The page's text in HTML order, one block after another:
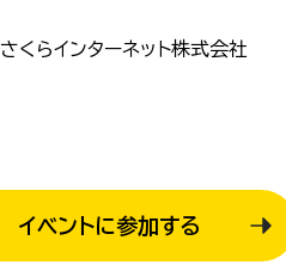
さくらインターネット株式会社
イベントに参加する